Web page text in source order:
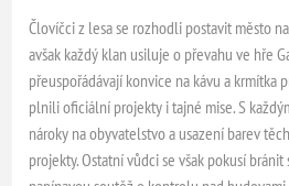
Človíčci z lesa se rozhodli postavit město
avšak každý klan usiluje o převahu ve hře
přeuspořádávají konvice na kávu a krmítka
plnili oficiální projekty i tajné mise. S
nároky na obyvatelstvo a usazení barev
projekty. Ostatní vůdci se však pokusí